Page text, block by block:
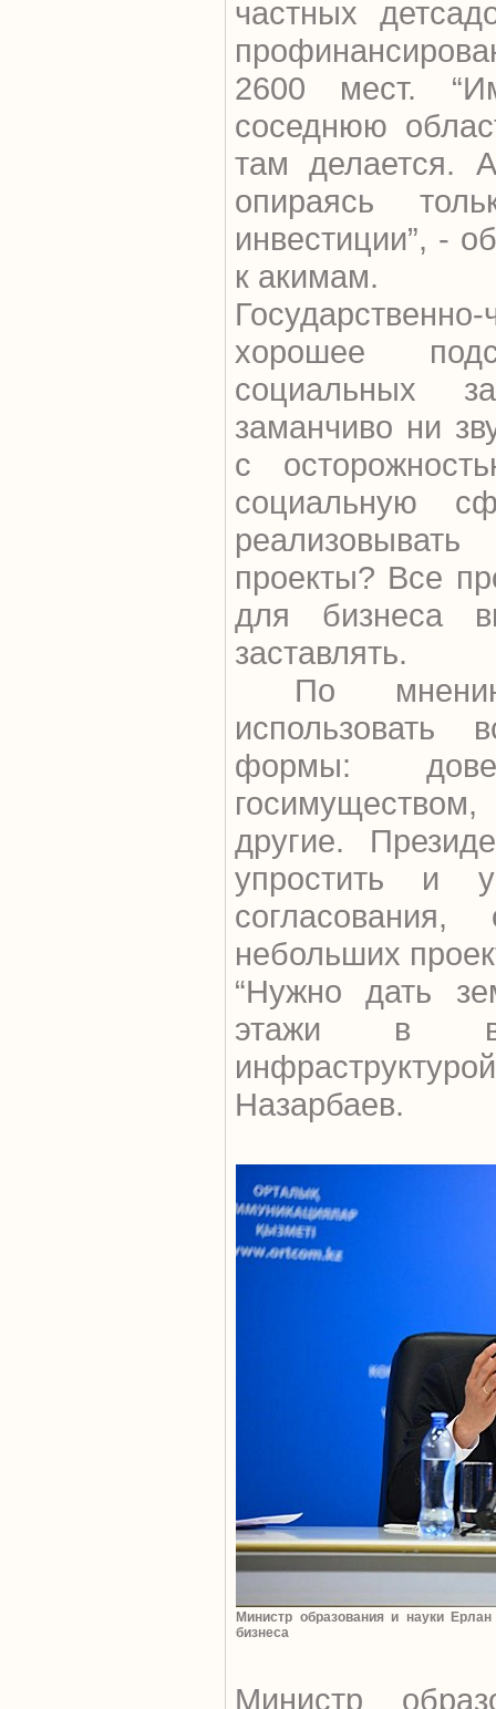
частных
2600 мест.
соседнюю
там делается.
опираясь
инвестиции”, -
к акимам.
хорошее
социальных
заманчиво ни
с
социальную
проекты? Все
для бизнеса
заставлять.
По мнению
формы:
другие.
упростить и
небольших
“Нужно дать
этажи в
Назарбаев.
Министр образования и науки
бизнеса
Министр